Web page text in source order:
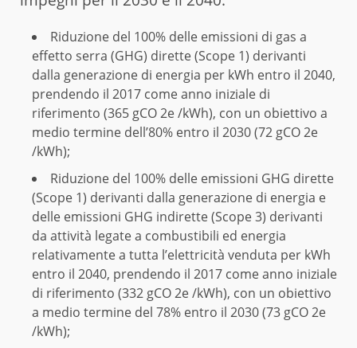
Riduzione del 100% delle emissioni di gas a
effetto serra (GHG) dirette (Scope 1) derivanti
dalla generazione di energia per kWh entro il 2040,
prendendo il 2017 come anno iniziale di
riferimento (365 gCO 2e /kWh), con un obiettivo a
medio termine dell’80% entro il 2030 (72 gCO 2e
/kWh);
Riduzione del 100% delle emissioni GHG dirette
(Scope 1) derivanti dalla generazione di energia e
delle emissioni GHG indirette (Scope 3) derivanti
da attività legate a combustibili ed energia
relativamente a tutta l’elettricità venduta per kWh
entro il 2040, prendendo il 2017 come anno iniziale
di riferimento (332 gCO 2e /kWh), con un obiettivo
a medio termine del 78% entro il 2030 (73 gCO 2e
/kWh);